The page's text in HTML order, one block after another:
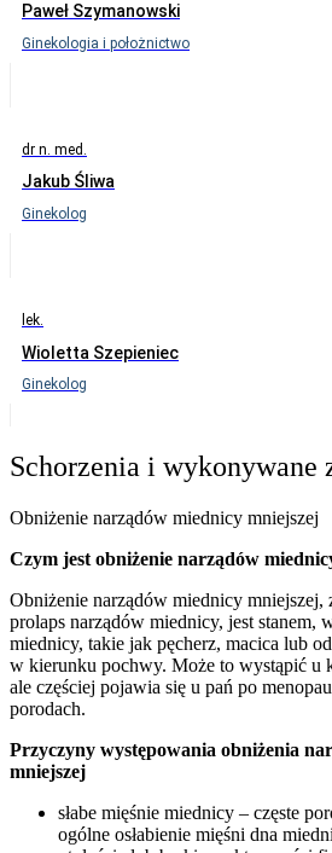
Paweł Szymanowski
Ginekologia i położnictwo
dr n. med.
Jakub Śliwa
Ginekolog
lek.
Wioletta Szepieniec
Ginekolog
Schorzenia i wykonywane
Obniżenie narządów miednicy mniejszej
Czym jest obniżenie narządów
Obniżenie narządów miednicy mniejszej,
prolaps narządów miednicy, jest stanem,
miednicy, takie jak pęcherz, macica lub
w kierunku pochwy. Może to wystąpić u
ale częściej pojawia się u pań po
porodach.
Przyczyny występowania obniżenia
mniejszej
słabe mięśnie miednicy – częste
ogólne osłabienie mięśni dna